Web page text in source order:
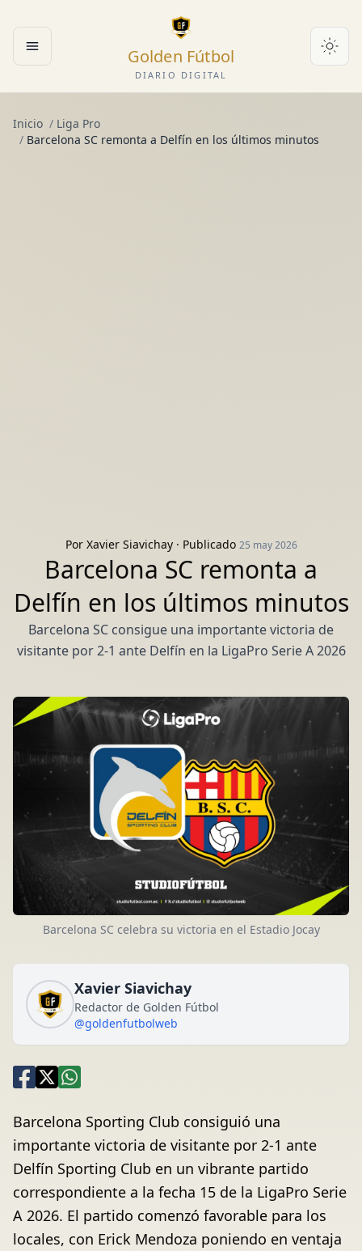
Abrir menú Golden Fútbol
DIARIO DIGITAL
Inicio / Liga Pro
/ Barcelona SC remonta a Delfín en los últimos minutos
Por Xavier Siavichay· Publicado 25 may 2026
Barcelona SC remonta a
Delfín en los últimos minutos
Barcelona SC consigue una importante victoria de
visitante por 2-1 ante Delfín en la LigaPro Serie A 2026
Barcelona SC celebra su victoria en el Estadio Jocay
Xavier Siavichay
Redactor de Golden Fútbol
@goldenfutbolweb
Barcelona Sporting Club consiguió una
importante victoria de visitante por 2-1 ante
Delfín Sporting Club en un vibrante partido
correspondiente a la fecha 15 de la LigaPro Serie
A 2026. El partido comenzó favorable para los
locales, con Erick Mendoza poniendo en ventaja